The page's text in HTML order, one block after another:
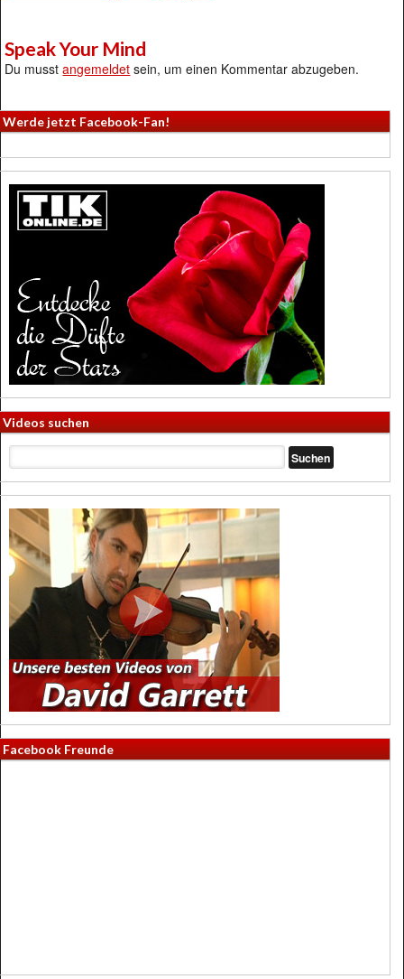
Speak Your Mind
Du musstangemeldet sein, um einen Kommentar abzugeben.
Werde jetzt Facebook-Fan!
Videos suchen
Facebook Freunde